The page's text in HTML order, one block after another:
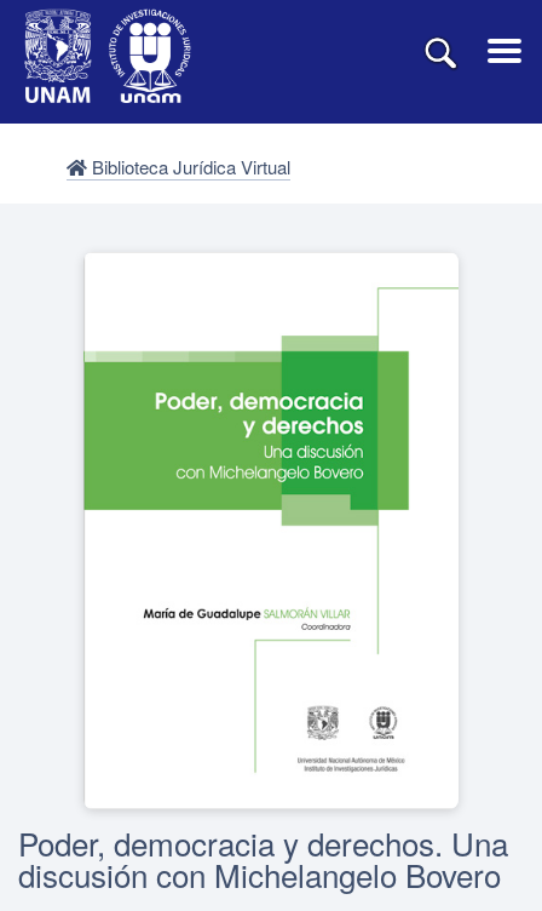
Biblioteca Jurídica Virtual
Poder, democracia y derechos. Una
discusión con Michelangelo Bovero